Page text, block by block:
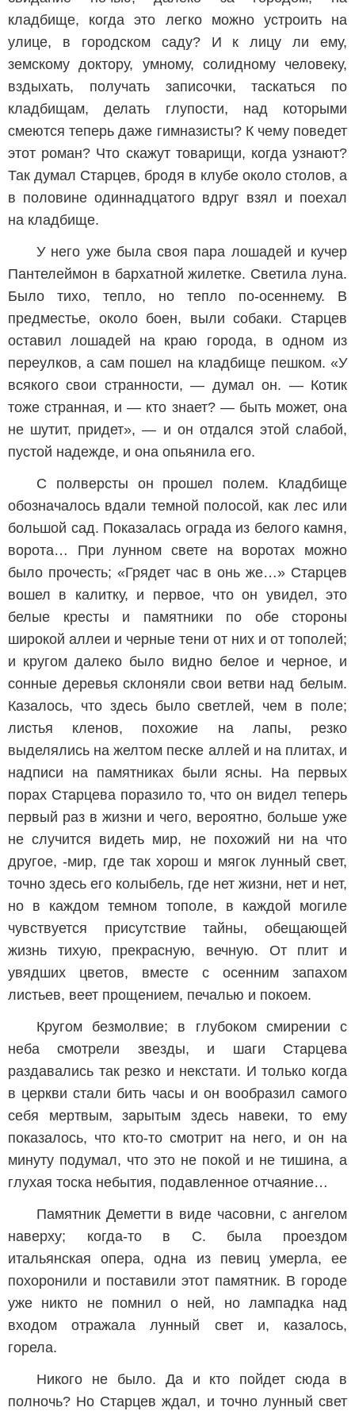
кладбище, когда это легко можно устроить на
улице, в городском саду? И к лицу ли ему,
земскому доктору, умному, солидному человеку,
вздыхать, получать записочки, таскаться по
кладбищам, делать глупости, над которыми
смеются теперь даже гимназисты? К чему поведет
этот роман? Что скажут товарищи, когда узнают?
Так думал Старцев, бродя в клубе около столов, а
в половине одиннадцатого вдруг взял и поехал
на кладбище.
У него уже была своя пара лошадей и кучер
Пантелеймон в бархатной жилетке. Светила луна.
Было тихо, тепло, но тепло по-осеннему. В
предместье, около боен, выли собаки. Старцев
оставил лошадей на краю города, в одном из
переулков, а сам пошел на кладбище пешком. «У
всякого свои странности, — думал он. — Котик
тоже странная, и — кто знает? — быть может, она
не шутит, придет», — и он отдался этой слабой,
пустой надежде, и она опьянила его.
С полверсты он прошел полем. Кладбище
обозначалось вдали темной полосой, как лес или
большой сад. Показалась ограда из белого камня,
ворота… При лунном свете на воротах можно
было прочесть; «Грядет час в онь же…» Старцев
вошел в калитку, и первое, что он увидел, это
белые кресты и памятники по обе стороны
широкой аллеи и черные тени от них и от тополей;
и кругом далеко было видно белое и черное, и
сонные деревья склоняли свои ветви над белым.
Казалось, что здесь было светлей, чем в поле;
листья кленов, похожие на лапы, резко
выделялись на желтом песке аллей и на плитах, и
надписи на памятниках были ясны. На первых
порах Старцева поразило то, что он видел теперь
первый раз в жизни и чего, вероятно, больше уже
не случится видеть мир, не похожий ни на что
другое, -мир, где так хорош и мягок лунный свет,
точно здесь его колыбель, где нет жизни, нет и нет,
но в каждом темном тополе, в каждой могиле
чувствуется присутствие тайны, обещающей
жизнь тихую, прекрасную, вечную. От плит и
увядших цветов, вместе с осенним запахом
листьев, веет прощением, печалью и покоем.
Кругом безмолвие; в глубоком смирении с
неба смотрели звезды, и шаги Старцева
раздавались так резко и некстати. И только когда
в церкви стали бить часы и он вообразил самого
себя мертвым, зарытым здесь навеки, то ему
показалось, что кто-то смотрит на него, и он на
минуту подумал, что это не покой и не тишина, а
глухая тоска небытия, подавленное отчаяние…
Памятник Деметти в виде часовни, с ангелом
наверху; когда-то в С. была проездом
итальянская опера, одна из певиц умерла, ее
похоронили и поставили этот памятник. В городе
уже никто не помнил о ней, но лампадка над
входом отражала лунный свет и, казалось,
горела.
Никого не было. Да и кто пойдет сюда в
полночь? Но Старцев ждал, и точно лунный свет